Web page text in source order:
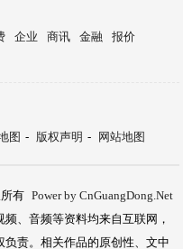
企业 商讯 金融
报价
图 - 版权声明 - 网站地图
有 Power by CnGuangDong.Net
、音频等资料均来自互联网，
责。相关作品的原创性、文中